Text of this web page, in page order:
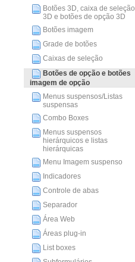
Botões 3D, caixa de seleção
3D e botões de opção 3D
Botões imagem
Grade de botões
Caixas de seleção
Botões de opção e botões
imagem de opção
Menus suspensos/Listas
suspensas
Combo Boxes
Menus suspensos
hierárquicos e listas
hierárquicas
Menu Imagem suspenso
Indicadores
Controle de abas
Separador
Área Web
Áreas plug-in
List boxes